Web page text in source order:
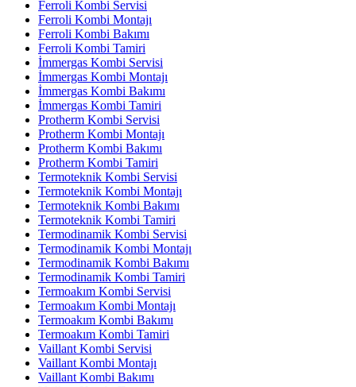
Ferroli Kombi Servisi
Ferroli Kombi Montajı
Ferroli Kombi Bakımı
Ferroli Kombi Tamiri
İmmergas Kombi Servisi
İmmergas Kombi Montajı
İmmergas Kombi Bakımı
İmmergas Kombi Tamiri
Protherm Kombi Servisi
Protherm Kombi Montajı
Protherm Kombi Bakımı
Protherm Kombi Tamiri
Termoteknik Kombi Servisi
Termoteknik Kombi Montajı
Termoteknik Kombi Bakımı
Termoteknik Kombi Tamiri
Termodinamik Kombi Servisi
Termodinamik Kombi Montajı
Termodinamik Kombi Bakımı
Termodinamik Kombi Tamiri
Termoakım Kombi Servisi
Termoakım Kombi Montajı
Termoakım Kombi Bakımı
Termoakım Kombi Tamiri
Vaillant Kombi Servisi
Vaillant Kombi Montajı
Vaillant Kombi Bakımı